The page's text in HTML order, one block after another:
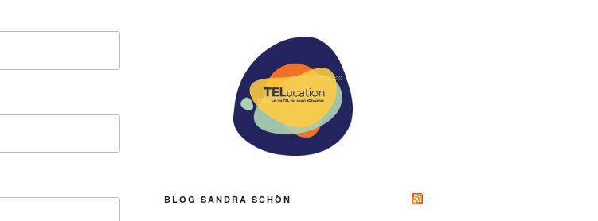
BLOG SANDRA SCHÖN